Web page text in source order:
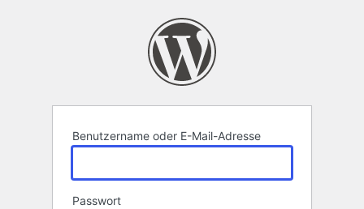
Benutzername oder E-Mail-Adresse
Passwort